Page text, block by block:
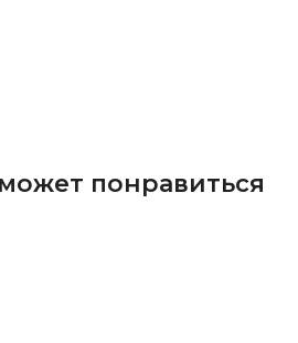
понравиться